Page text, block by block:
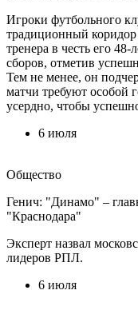
Игроки футбольного
традиционный коридор
тренера в честь его
сборов, отметив
Тем не менее, он
матчи требуют особой
усердно, чтобы
6 июля
Общество
Генич: "Динамо" –
"Краснодара"
Эксперт назвал
лидеров РПЛ.
6 июля